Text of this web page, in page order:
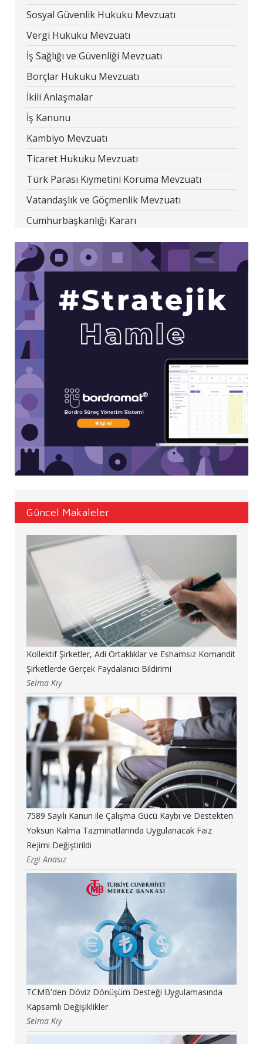
Sosyal Güvenlik Hukuku Mevzuatı
Vergi Hukuku Mevzuatı
İş Sağlığı ve Güvenliği Mevzuatı
Borçlar Hukuku Mevzuatı
İkili Anlaşmalar
İş Kanunu
Kambiyo Mevzuatı
Ticaret Hukuku Mevzuatı
Türk Parası Kıymetini Koruma Mevzuatı
Vatandaşlık ve Göçmenlik Mevzuatı
Cumhurbaşkanlığı Kararı
Güncel Makaleler
Kollektif Şirketler, Adi Ortaklıklar ve Eshamsız Komandit
Şirketlerde Gerçek Faydalanıcı Bildirimi
Selma Kıy
7589 Sayılı Kanun ile Çalışma Gücü Kaybı ve Destekten
Yoksun Kalma Tazminatlarında Uygulanacak Faiz
Rejimi Değiştirildi
Ezgi Anasız
TCMB'den Döviz Dönüşüm Desteği Uygulamasında
Kapsamlı Değişiklikler
Selma Kıy